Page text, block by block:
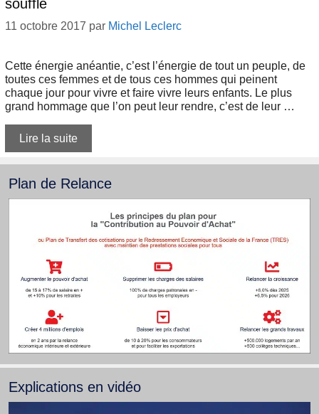
souffle
11 octobre 2017 par Michel Leclerc
Cette énergie anéantie, c’est l’énergie de tout un peuple, de
toutes ces femmes et de tous ces hommes qui peinent
chaque jour pour vivre et faire vivre leurs enfants. Le plus
grand hommage que l’on peut leur rendre, c’est de leur …
Lire la suite
Plan de Relance
Explications en vidéo